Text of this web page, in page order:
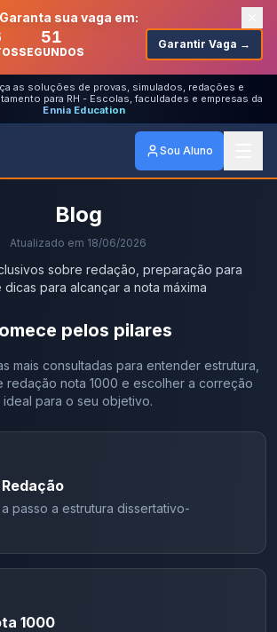
sua vaga em:
51
SEGUNDOS
Garantir Vaga →
as soluções de provas, simulados, redações e
para RH - Escolas, faculdades e empresas da
Ennia Education
Sou Aluno
Blog
Atualizado em 18/06/2026
sobre redação, preparação para
para alcançar a nota máxima
pelos pilares
mais consultadas para entender estrutura,
redação nota 1000 e escolher a correção
ideal para o seu objetivo.
passo a estrutura dissertativo-
1000